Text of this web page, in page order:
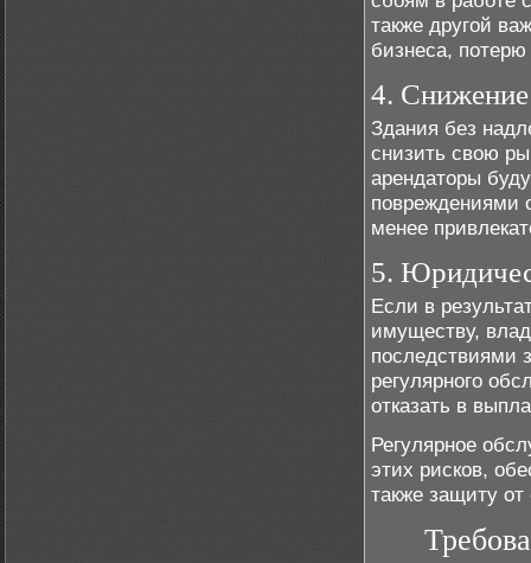
также другой
бизнеса,
4.
Здания без
снизить свою
арендаторы
повреждениями
менее
5.
Если в
имуществу,
последствиями
регулярного
отказать в
Регулярное
этих рисков,
также защиту